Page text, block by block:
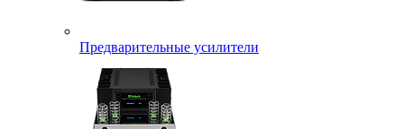
Предварительные усилители